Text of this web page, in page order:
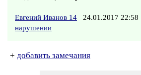
Евгений Иванов 14 24.01.2017 22:58
нарушении
+ добавить замечания